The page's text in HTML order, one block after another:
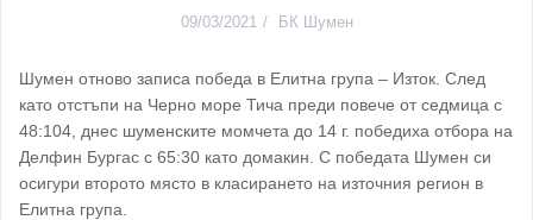
09/03/2021 БК Шумен
Шумен отново записа победа в Елитна група – Изток. След
като отстъпи на Черно море Тича преди повече от седмица с
48:104, днес шуменските момчета до 14 г. победиха отбора на
Делфин Бургас с 65:30 като домакин. С победата Шумен си
осигури второто място в класирането на източния регион в
Елитна група.